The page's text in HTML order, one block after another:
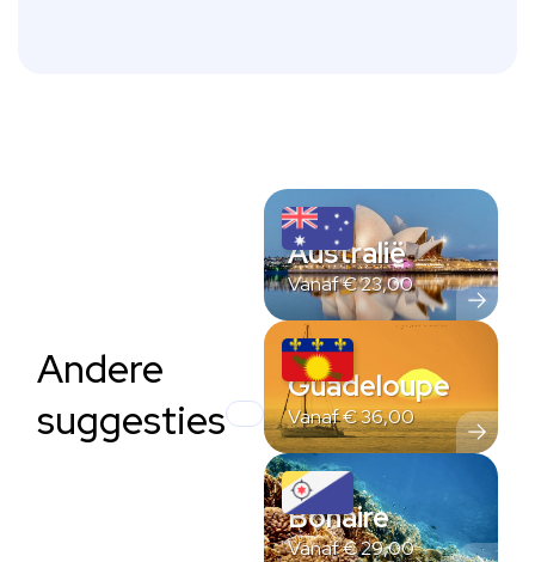
Andere
suggesties
Australië
Vanaf€23,00
Guadeloupe
Vanaf€36,00
Bonaire
Vanaf€29,00